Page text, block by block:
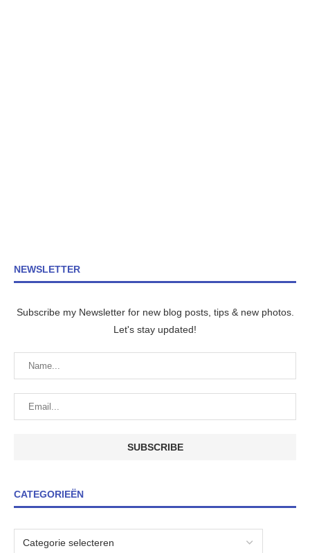
NEWSLETTER
Subscribe my Newsletter for new blog posts, tips & new photos.
Let's stay updated!
CATEGORIEËN